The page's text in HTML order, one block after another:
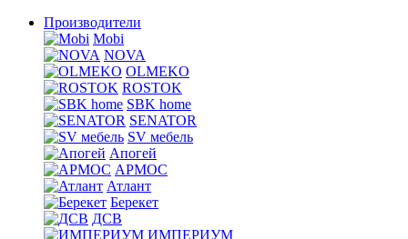
Производители
Mobi
NOVA
OLMEKO
ROSTOK
SBK home
SENATOR
SV мебель
Апогей
АРМОС
Атлант
Берекет
ДСВ
ИМПЕРИУМ